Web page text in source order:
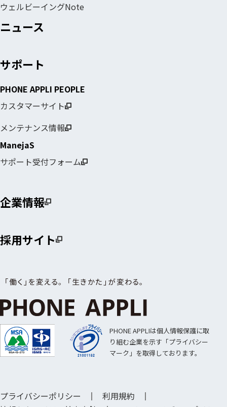
ウェルビーイングNote
ニュース
サポート
PHONE APPLI PEOPLE
カスタマーサイト
メンテナンス情報
ManejaS
サポート受付フォーム
企業情報
採用サイト
PHONE APPLIは個人情報保護に取
り組む企業を示す「プライバシー
マーク」を取得しております。
プライバシーポリシー
利用規約